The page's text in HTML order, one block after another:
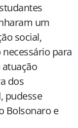
um
social,
para
dos
pudesse
Bolsonaro e